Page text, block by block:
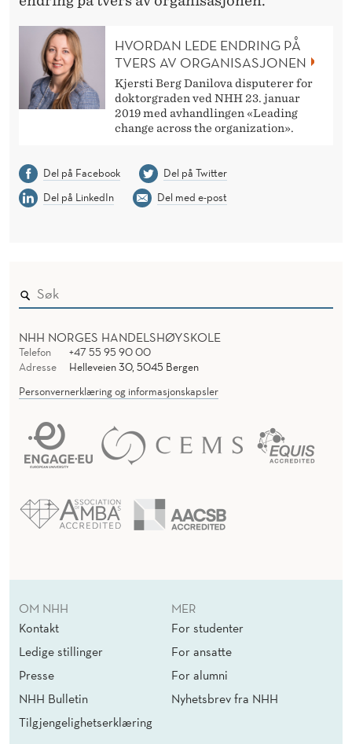
HVORDAN LEDE ENDRING PÅ
TVERS AV ORGANISASJONEN
Kjersti Berg Danilova disputerer for
doktorgraden ved NHH 23. januar
2019 med avhandlingen «Leading
change across the organization».
Del på Facebook
Del på Twitter
Del på LinkedIn
Del med e-post
NHH NORGES HANDELSHØYSKOLE
Telefon
+47 55 95 90 00
Adresse
Helleveien 30, 5045 Bergen
Personvernerklæring og informasjonskapsler
OM NHH
Kontakt
Ledige stillinger
Presse
NHH Bulletin
Tilgjengelighetserklæring
MER
For studenter
For ansatte
For alumni
Nyhetsbrev fra NHH